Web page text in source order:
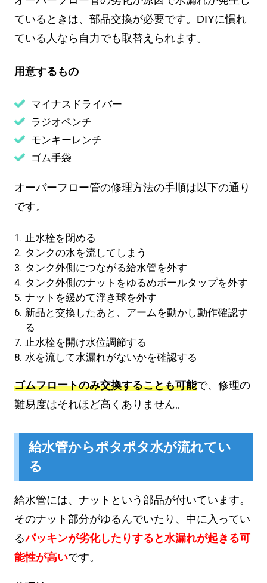
ているときは、部品交換が必要です。DIYに慣れ
ている人なら自力でも取替えられます。
用意するもの
マイナスドライバー
ラジオペンチ
モンキーレンチ
ゴム手袋
オーバーフロー管の修理方法の手順は以下の通り
です。
止水栓を閉める
タンクの水を流してしまう
タンク外側につながる給水管を外す
タンク外側のナットをゆるめボールタップを外す
ナットを緩めて浮き球を外す
新品と交換したあと、アームを動かし動作確認す
る
止水栓を開け水位調節する
水を流して水漏れがないかを確認する
ゴムフロートのみ交換することも可能で、修理の
難易度はそれほど高くありません。
給水管からポタポタ水が流れてい
る
給水管には、ナットという部品が付いています。
そのナット部分がゆるんでいたり、中に入ってい
るパッキンが劣化したりすると水漏れが起きる可
能性が高いです。